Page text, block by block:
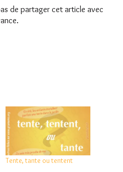
de partager cet article avec
Tente, tante ou tentent